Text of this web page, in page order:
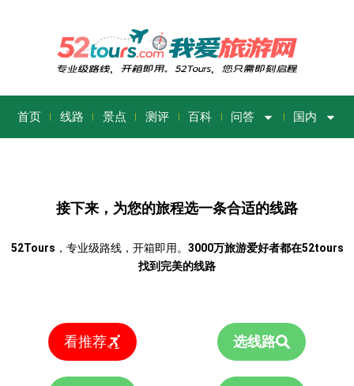
首页 线路 景点 测评 百科 问答 国内
接下来，为您的旅程选一条合适的线路
52Tours ，专业级路线，开箱即用。 3000万旅游爱好者都在52tours
找到完美的线路
看推荐 选线路